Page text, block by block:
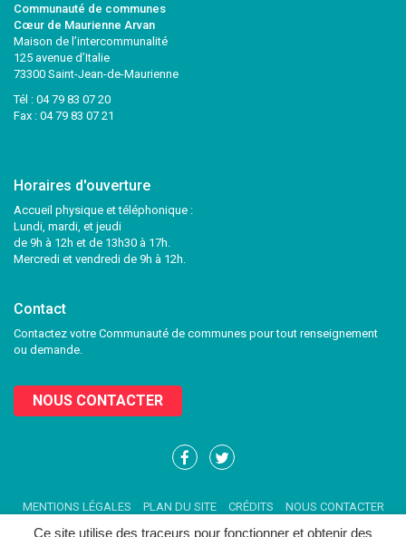
Ce site utilise des traceurs pour fonctionner et obtenir des
Communauté de communes
Cœur de Maurienne Arvan
Maison de l’intercommunalité
125 avenue d’Italie
73300 Saint-Jean-de-Maurienne
Tél : 04 79 83 07 20
Fax : 04 79 83 07 21
Horaires d'ouverture
Accueil physique et téléphonique :
Lundi, mardi, et jeudi
de 9h à 12h et de 13h30 à 17h.
Mercredi et vendredi de 9h à 12h.
Contact
Contactez votre Communauté de communes pour tout renseignement
ou demande.
NOUS CONTACTER
Lien
compte
Facebook
Lien
compte
Twitter
MENTIONS LÉGALES PLAN DU SITE CRÉDITS NOUS CONTACTER